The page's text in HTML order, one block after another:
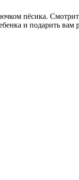
пёсика.
и подарить вам